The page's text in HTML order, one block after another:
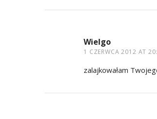
Wielgo
1 CZERWCA 2012 AT
zalajkowałam